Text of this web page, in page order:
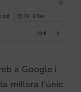
a Google i
millora l’únic